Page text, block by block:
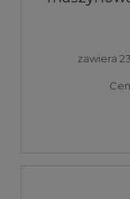
zawiera